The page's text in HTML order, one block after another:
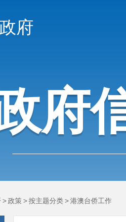
府
府
>政策 >按主题分类>港澳台侨工作